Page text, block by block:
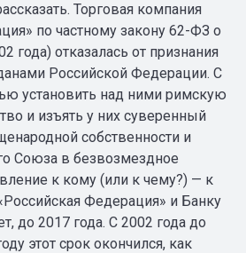
Торговая компания
по частному закону 62-ФЗ о
года) отказалась от признания
Российской Федерации. С
установить над ними римскую
и изъять у них суверенный
собственности и
Союза в безвозмездное
к кому (или к чему?) — к
Федерация» и Банку
до 2017 года. С 2002 года до
этот срок окончился, как